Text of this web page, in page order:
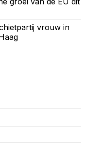
vrouw in